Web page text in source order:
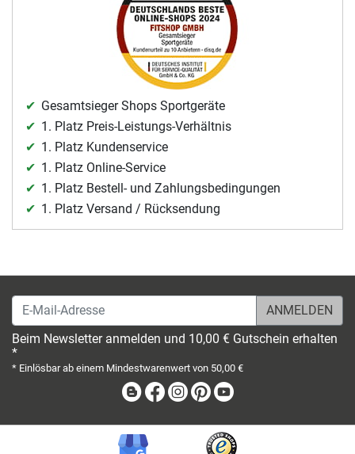
Gesamtsieger Shops Sportgeräte
1. Platz Preis-Leistungs-Verhältnis
1. Platz Kundenservice
1. Platz Online-Service
1. Platz Bestell- und Zahlungsbedingungen
1. Platz Versand / Rücksendung
E-Mail-Adresse
Beim Newsletter anmelden und 10,00 € Gutschein erhalten
*
* Einlösbar ab einem Mindestwarenwert von 50,00 €
BlogFacebook
Instagram
Pinterest